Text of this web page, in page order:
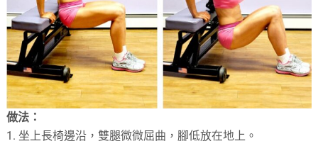
做法：
1. 坐上長椅邊沿，雙腿微微屈曲，腳低放在地上。